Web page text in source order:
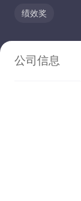
绩效奖
公司信息